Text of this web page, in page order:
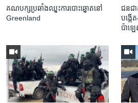
គណបក្ស​ប្រឆាំង​ឈ្នះ​ការបោះឆ្នោត​នៅ
Greenland
ជនជ
បង្កើ
ប៉ាឡ